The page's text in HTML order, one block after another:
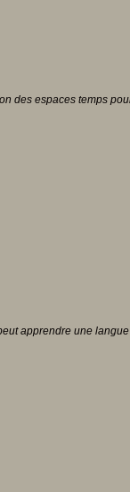
des espaces temps
apprendre une